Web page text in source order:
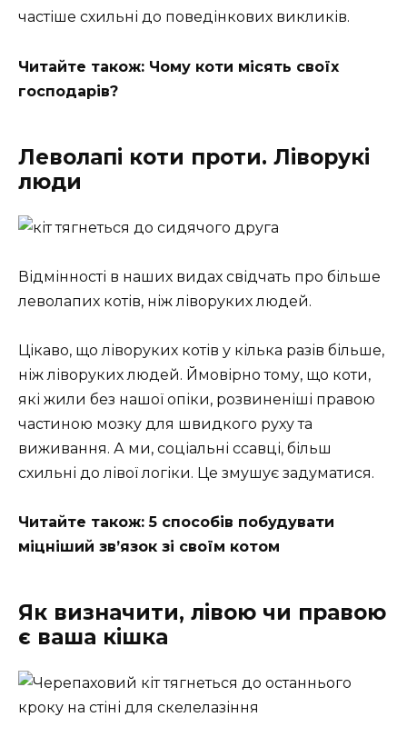
частіше схильні до поведінкових викликів.
Читайте також: Чому коти місять своїх
господарів?
Леволапі коти проти. Ліворукі
люди
Відмінності в наших видах свідчать про більше
леволапих котів, ніж ліворуких людей.
Цікаво, що ліворуких котів у кілька разів більше,
ніж ліворуких людей. Ймовірно тому, що коти,
які жили без нашої опіки, розвиненіші правою
частиною мозку для швидкого руху та
виживання. А ми, соціальні ссавці, більш
схильні до лівої логіки. Це змушує задуматися.
Читайте також: 5 способів побудувати
міцніший зв’язок зі своїм котом
Як визначити, лівою чи правою
є ваша кішка